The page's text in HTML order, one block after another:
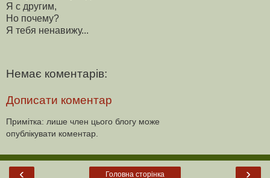
Я с другим,
Но почему?
Я тебя ненавижу...
Немає коментарів:
Дописати коментар
Примітка: лише член цього блогу може
опублікувати коментар.
‹ ›
Головна сторінка